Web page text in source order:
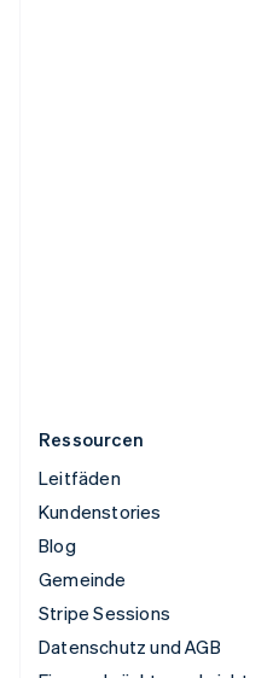
Ressourcen
Leitfäden
Kundenstories
Blog
Gemeinde
Stripe Sessions
Datenschutz und AGB